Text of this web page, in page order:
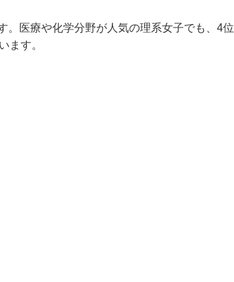
。医療や化学分野が人気の理系女子でも、4位
ます。